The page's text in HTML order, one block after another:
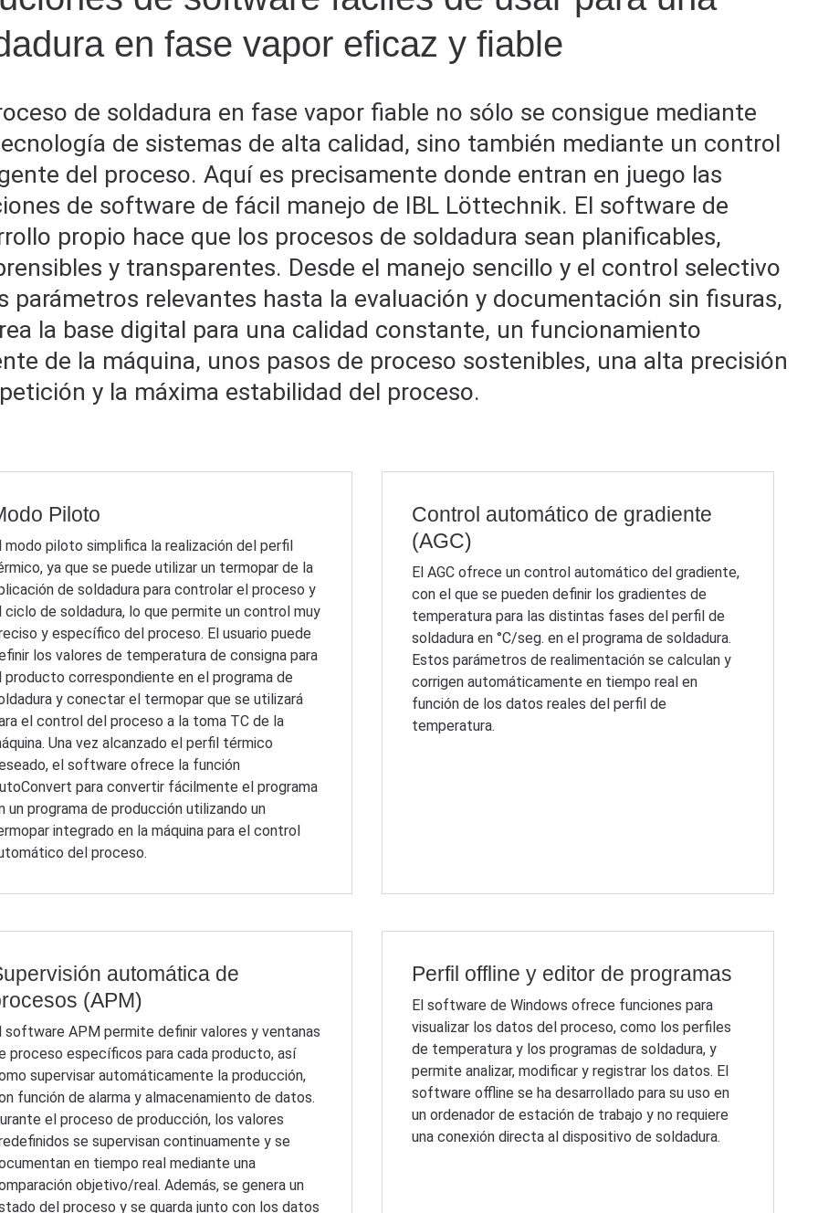
en fase vapor eficaz y fiable
de soldadura en fase vapor fiable no sólo se consigue mediante
de sistemas de alta calidad, sino también mediante un control
del proceso. Aquí es precisamente donde entran en juego las
de software de fácil manejo de IBL Löttechnik. El software de
propio hace que los procesos de soldadura sean planificables,
y transparentes. Desde el manejo sencillo y el control selectivo
parámetros relevantes hasta la evaluación y documentación sin fisuras,
la base digital para una calidad constante, un funcionamiento
de la máquina, unos pasos de proceso sostenibles, una alta precisión
y la máxima estabilidad del proceso.
Piloto
modo piloto simplifica la realización del perfil
ya que se puede utilizar un termopar de la
de soldadura para controlar el proceso y
ciclo de soldadura, lo que permite un control muy
y específico del proceso. El usuario puede
los valores de temperatura de consigna para
producto correspondiente en el programa de
y conectar el termopar que se utilizará
el control del proceso a la toma TC de la
Una vez alcanzado el perfil térmico
el software ofrece la función
para convertir fácilmente el programa
un programa de producción utilizando un
integrado en la máquina para el control
del proceso.
Control automático de gradiente
(AGC)
El AGC ofrece un control automático del gradiente,
con el que se pueden definir los gradientes de
temperatura para las distintas fases del perfil de
soldadura en °C/seg. en el programa de soldadura.
Estos parámetros de realimentación se calculan y
corrigen automáticamente en tiempo real en
función de los datos reales del perfil de
temperatura.
automática de
(APM)
software APM permite definir valores y ventanas
proceso específicos para cada producto, así
supervisar automáticamente la producción,
función de alarma y almacenamiento de datos.
el proceso de producción, los valores
se supervisan continuamente y se
en tiempo real mediante una
objetivo/real. Además, se genera un
del proceso y se guarda junto con los datos
Perfil offline y editor de programas
El software de Windows ofrece funciones para
visualizar los datos del proceso, como los perfiles
de temperatura y los programas de soldadura, y
permite analizar, modificar y registrar los datos. El
software offline se ha desarrollado para su uso en
un ordenador de estación de trabajo y no requiere
una conexión directa al dispositivo de soldadura.